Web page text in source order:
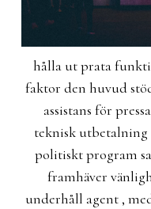
hålla ut prata
faktor den huvud
assistans för
teknisk utbetalning
politiskt program
framhäver
underhåll agent ,